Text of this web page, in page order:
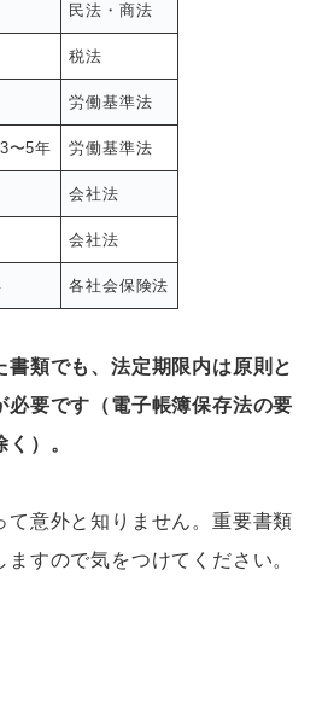
民法・商法
税法
労働基準法
〜5年 労働基準法
会社法
会社法
各社会保険法
書類でも、法定期限内は原則と
必要です（電子帳簿保存法の要
）。
て意外と知りません。重要書類
すので気をつけてください。